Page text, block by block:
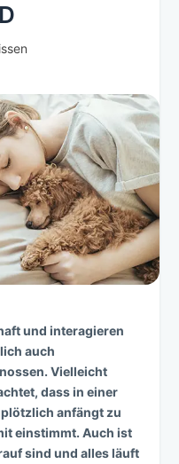
und interagieren
auch
Vielleicht
dass in einer
anfängt zu
einstimmt. Auch ist
sind und alles läuft